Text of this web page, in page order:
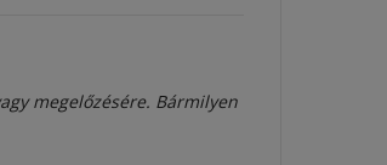
megelőzésére. Bármilyen